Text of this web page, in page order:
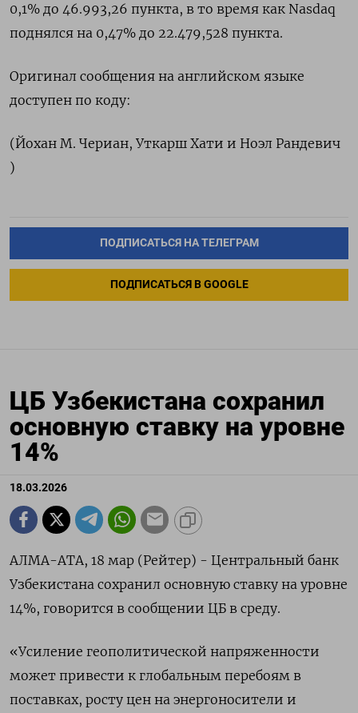
0,1% до 46.993,26 пункта, в то время как Nasdaq
поднялся на ​0,47% ⁠до 22.479,528 пункта.
Оригинал сообщения на английском ‌языке
доступен ‌по коду:
(Йохан М. Чериан, ​Уткарш Хати и ‌Ноэл Рандевич
)
ПОДПИСАТЬСЯ НА ТЕЛЕГРАМ
ПОДПИСАТЬСЯ В GOOGLE
ЦБ Узбекистана сохранил
основную ставку на уровне
14%
18.03.2026
АЛМА-АТА, 18 мар (Рейтер) - Центральный банк
Узбекистана сохранил основную ‌ставку на уровне
14%, говорится в ​сообщении ​ЦБ в ​среду.
«Усиление геополитической ⁠напряженности
‌может привести ‌к глобальным перебоям в
поставках, росту ​цен ‌на энергоносители и